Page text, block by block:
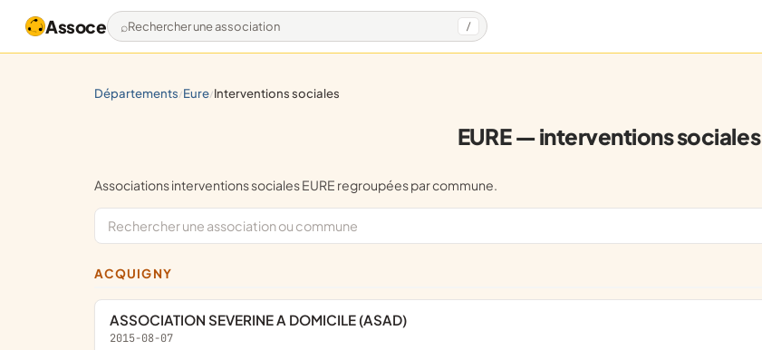
Assoce Rechercher une association /
départements/ eure/ interventions sociales
EURE — interventions sociales
Associations interventions sociales EURE regroupées par commune.
ACQUIGNY
ASSOCIATION SEVERINE A DOMICILE (ASAD)
2015-08-07